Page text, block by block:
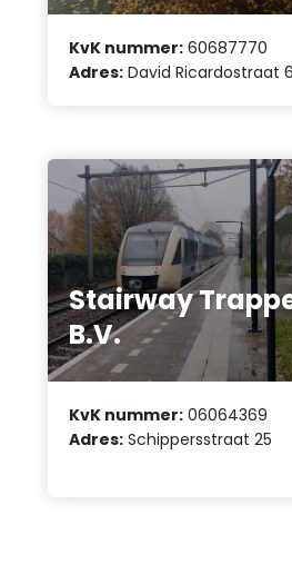
KvK nummer: 60687770
Adres: David Ricardostraat 6
Stairway
B.V.
KvK nummer: 06064369
Adres: Schippersstraat 25